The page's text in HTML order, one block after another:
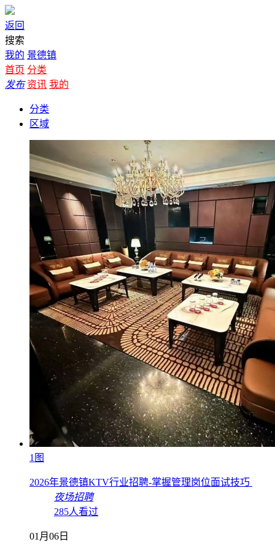
返回
搜索
我的 景德镇
首页 分类
发布 资讯 我的
分类
区域
1图
2026年景德镇KTV行业招聘-掌握管理岗位面试技巧
夜场招聘
285人看过
01月06日